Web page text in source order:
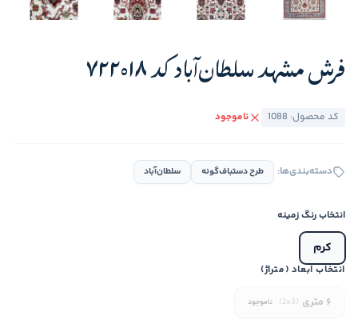
فرش مشهد سلطان‌آباد کد 722018
کد محصول: 1088 ناموجود
دسته‌بندی‌ها: طرح دستباف‌گونه سلطان‌آباد
انتخاب رنگ زمینه
کرم
انتخاب ابعاد (متراژ)
۶ متری (2x3) ناموجود